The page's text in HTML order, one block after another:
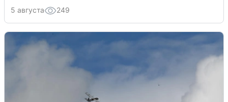
5 августа 249